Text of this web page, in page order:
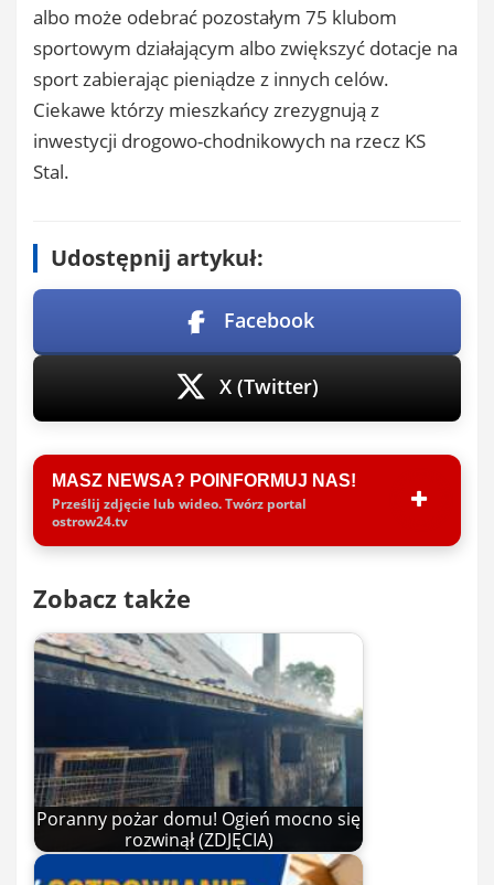
albo może odebrać pozostałym 75 klubom
sportowym działającym albo zwiększyć dotacje na
sport zabierając pieniądze z innych celów.
Ciekawe którzy mieszkańcy zrezygnują z
inwestycji drogowo-chodnikowych na rzecz KS
Stal.
Udostępnij artykuł:
Facebook
X (Twitter)
MASZ NEWSA? POINFORMUJ NAS!
Prześlij zdjęcie lub wideo. Twórz portal
ostrow24.tv
Zobacz także
Poranny pożar domu! Ogień mocno się
rozwinął (ZDJĘCIA)